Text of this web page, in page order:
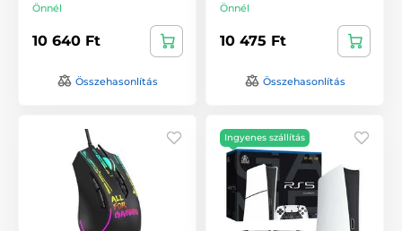
Önnél
10 640 Ft
Összehasonlítás
Önnél
10 475 Ft
Összehasonlítás
Ingyenes szállítás